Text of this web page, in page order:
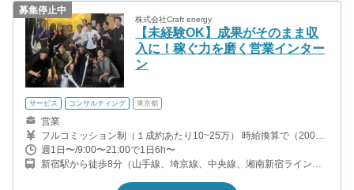
募集停止中
株式会社Craft energy
【未経験OK】成果がそのまま収
入に！稼ぐ力を磨く営業インター
ン
サービス コンサルティング 東京都
営業
フルコミッション制（１成約あたり10~25万） 時給換算で（2000
円〜2500円）程度が目安となります。 月100万稼ぐ学生多数在籍し
ています。 ■収入例 〇入社1か月目（早稲田大学2年生） 役職：ア
ポインター 月間1契約×10万円＝10万円 ＋交通費 〇入社3か月目
（明治大学2年生） 役職：アポインター 月間2契約×13万円＝26万
週1日〜/9:00〜21:00で1日6h〜
新宿駅から徒歩8分（山手線、埼京線、中央線、湘南新宿ライン、